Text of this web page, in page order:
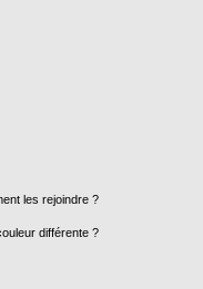
les rejoindre ?
différente ?